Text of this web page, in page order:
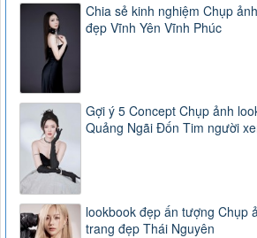
Chia sẻ kinh nghiệm Chụp
đẹp Vĩnh Yên Vĩnh Phúc
Gợi ý 5 Concept Chụp ảnh
Quảng Ngãi Đốn Tim người
lookbook đẹp ấn tượng Chụp
trang đẹp Thái Nguyên